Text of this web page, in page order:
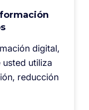
digital,
utiliza
reducción